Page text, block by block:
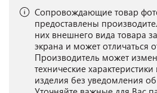
Сопровождающие товар
предоставлены
них внешнего вида товара
экрана и может отличаться
Производитель может
технические
изделия без уведомления